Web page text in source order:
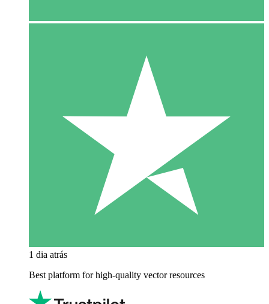
1 dia atrás
Best platform for high-quality vector resources